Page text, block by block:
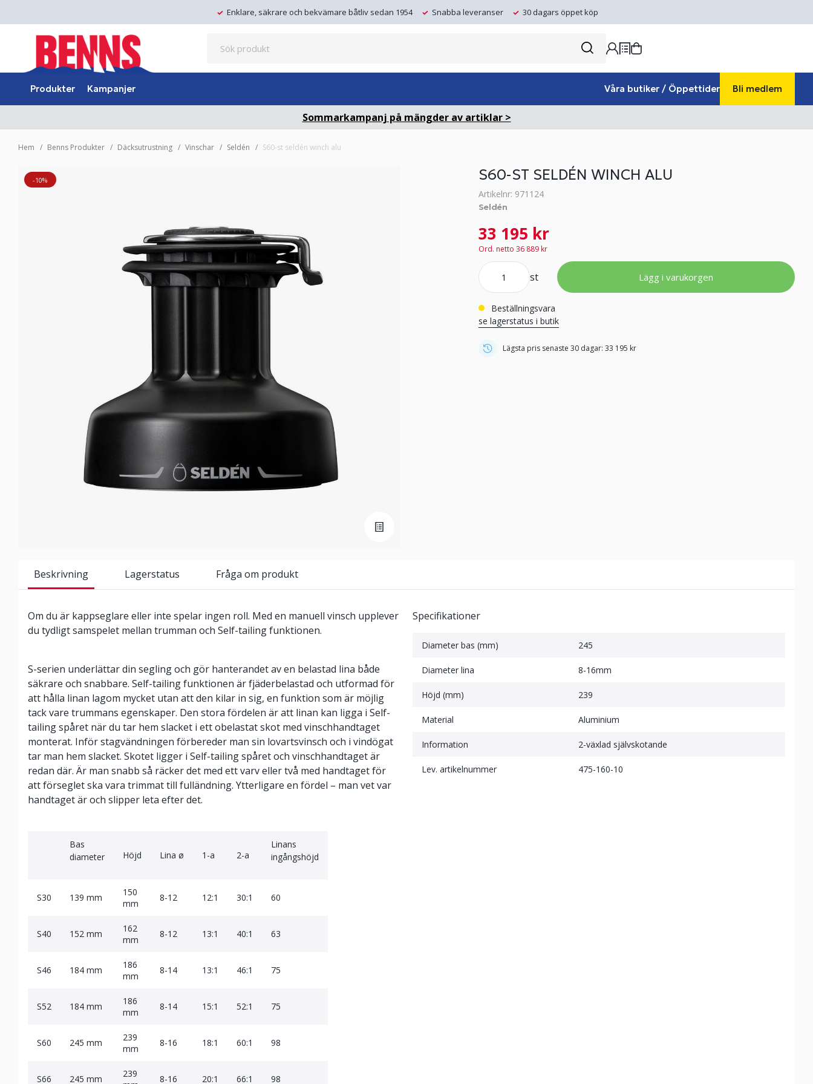
Enklare, säkrare och bekvämare båtliv sedan 1954 Snabba leveranser 30 dagars öppet köp
Produkter Kampanjer Våra butiker / Öppettider Bli medlem
Sommarkampanj på mängder av artiklar >
Hem Benns Produkter Däcksutrustning Vinschar Seldén S60-st seldén winch alu
-10% S60-ST SELDÉN WINCH ALU
Artikelnr: 971124
Seldén
33 195 kr
Ord. netto 36 889 kr
st Lägg i varukorgen
Beställningsvara
se lagerstatus i butik
Lägsta pris senaste 30 dagar: 33 195 kr
Beskrivning Lagerstatus Fråga om produkt
Om du är kappseglare eller inte spelar ingen roll. Med en manuell vinsch upplever
du tydligt samspelet mellan trumman och Self-tailing funktionen.
S-serien underlättar din segling och gör hanterandet av en belastad lina både
säkrare och snabbare. Self-tailing funktionen är fjäderbelastad och utformad för
att hålla linan lagom mycket utan att den kilar in sig, en funktion som är möjlig
tack vare trummans egenskaper. Den stora fördelen är att linan kan ligga i Self-
tailing spåret när du tar hem slacket i ett obelastat skot med vinschhandtaget
monterat. Inför stagvändningen förbereder man sin lovartsvinsch och i vindögat
tar man hem slacket. Skotet ligger i Self-tailing spåret och vinschhandtaget är
redan där. Är man snabb så räcker det med ett varv eller två med handtaget för
att förseglet ska vara trimmat till fulländning. Ytterligare en fördel – man vet var
handtaget är och slipper leta efter det.
Bas
diameter
Höjd Lina ø 1-a 2-a
Linans
ingångshöjd
S30 139 mm
150
mm
8-12 12:1 30:1 60
S40 152 mm
162
mm
8-12 13:1 40:1 63
S46 184 mm
186
mm
8-14 13:1 46:1 75
S52 184 mm
186
mm
8-14 15:1 52:1 75
S60 245 mm
239
mm
8-16 18:1 60:1 98
S66 245 mm
239
8-16 20:1 66:1 98
Specifikationer
Diameter bas (mm) 245
Diameter lina 8-16mm
Höjd (mm) 239
Material Aluminium
Information 2-växlad självskotande
Lev. artikelnummer 475-160-10